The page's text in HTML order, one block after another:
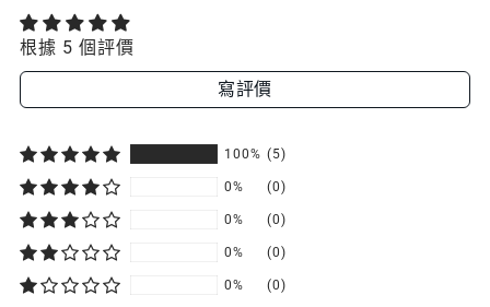
根據 5 個評價
寫評價
100% (5)
0% (0)
0% (0)
0% (0)
0% (0)